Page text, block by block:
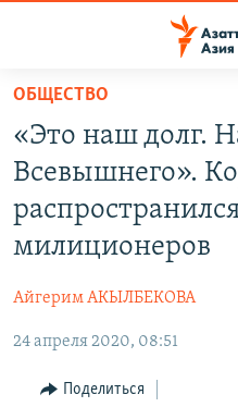
Вернуться
основному
содержанию
главной
Вернутся
КЫРГЫЗЧА
ЎЗБЕКЧА
ТОҶИКӢ
ПОДПИШИТЕСЬ НА НАС В
Все сайты РСЕ/РС
ОБЩЕСТВО
«Это наш долг.
Всевышнего».
милиционеров
Айгерим АКЫЛБЕКОВА
24 апреля 2020, 08:51
Поделиться